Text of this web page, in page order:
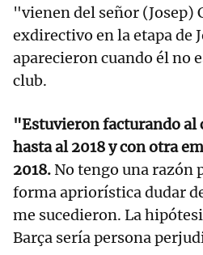
"vienen del señor (Josep)
exdirectivo en la etapa de
aparecieron cuando él no
club.
"Estuvieron facturando al
hasta al 2018 y con otra
2018. No tengo una razón
forma apriorística dudar
me sucedieron. La
Barça sería persona